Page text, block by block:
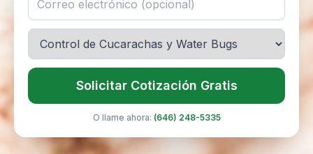
Solicitar Cotización Gratis
O llame ahora: (646) 248-5335